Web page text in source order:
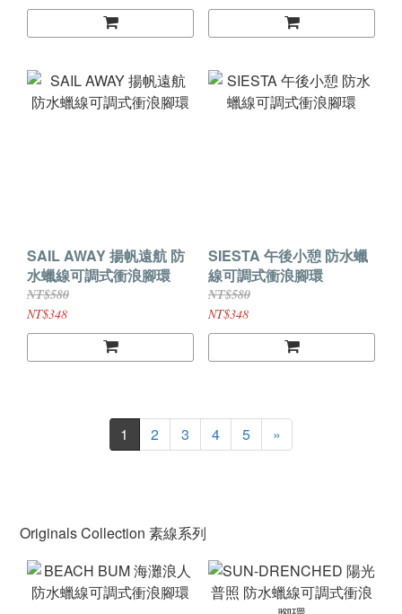
SAIL AWAY 揚帆遠航 防
水蠟線可調式衝浪腳環
NT$580
NT$348
SIESTA 午後小憩 防水蠟
線可調式衝浪腳環
NT$580
NT$348
1 2 3 4 5 »
Originals Collection 素線系列